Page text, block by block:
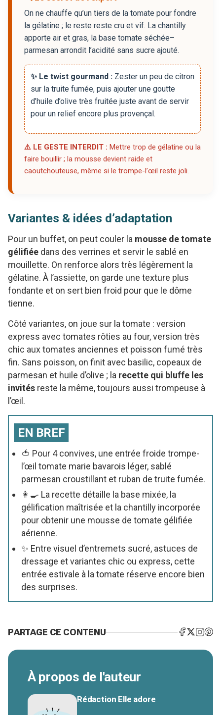
On ne chauffe qu’un tiers de la tomate pour fondre
la gélatine ; le reste reste cru et vif. La chantilly
apporte air et gras, la base tomate séchée–
parmesan arrondit l’acidité sans sucre ajouté.
✨ Le twist gourmand : Zester un peu de citron
sur la truite fumée, puis ajouter une goutte
d’huile d’olive très fruitée juste avant de servir
pour un relief encore plus provençal.
⚠️ LE GESTE INTERDIT : Mettre trop de gélatine ou la
faire bouillir ; la mousse devient raide et
caoutchouteuse, même si le trompe-l’œil reste joli.
Variantes & idées d’adaptation
Pour un buffet, on peut couler la mousse de tomate
gélifiée dans des verrines et servir le sablé en
mouillette. On renforce alors très légèrement la
gélatine. À l’assiette, on garde une texture plus
fondante et on sert bien froid pour que le dôme
tienne.
Côté variantes, on joue sur la tomate : version
express avec tomates rôties au four, version très
chic aux tomates anciennes et poisson fumé très
fin. Sans poisson, on finit avec basilic, copeaux de
parmesan et huile d’olive ; la recette qui bluffe les
invités reste la même, toujours aussi trompeuse à
l’œil.
EN BREF
🍅 Pour 4 convives, une entrée froide trompe-
l’œil tomate marie bavarois léger, sablé
parmesan croustillant et ruban de truite fumée.
👩🍳 La recette détaille la base mixée, la
gélification maîtrisée et la chantilly incorporée
pour obtenir une mousse de tomate gélifiée
aérienne.
✨ Entre visuel d’entremets sucré, astuces de
dressage et variantes chic ou express, cette
entrée estivale à la tomate réserve encore bien
des surprises.
PARTAGE CE CONTENU
À propos de l'auteur
Rédaction Elle adore